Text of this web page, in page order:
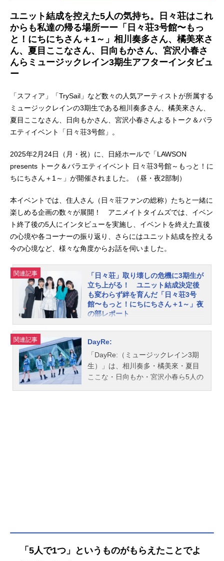
ユニット結成を控えた5人の気持ち。日々荘はこれ
からも私達の帰る場所ーー「日々荘3号館〜もっ
と！にちにちさん＋1～」相川奏多さん、橘美來さ
ん、夏目ここなさん、日向もかさん、宮沢小春さ
んらミュージックレイン3期生アフターインタビュ
ー
「スフィア」「TrySail」など数々の人気アーティストが所属する
ミュージックレインの3期生である相川奏多さん、橘美來さん、
夏目ここなさん、日向もかさん、宮沢小春さんよるトーク＆バラ
エティイベント「⽇々荘3号館」。
2025年2月24日（月・祝）に、日経ホールで「LAWSON
presents トーク＆バラエティイベント 日々荘3号館～もっと！に
ちにちさん＋1～」が開催されました。（昼・夜2部制）
本イベントでは、住人さん（日々荘ファンの総称）たちと一緒に
楽しめる企画の数々が展開！ アニメイトタイムズでは、イベン
ト終了後の5人にインタビューを実施し、イベントを終えた直後
の心境や各コーナーの振り返り、さらにはユニット結成を控える
今の心境など、様々な角度からお話を伺いました。
関連記事
「日々荘」取り壊しの危機に3期生が
立ち上がる！ ユニット結成決定後
も変わらず絆を育んだ「日々荘3号
館〜もっと！にちにちさん＋1～」夜
の部レポート
「第3回ミュージックレインスーパー
声優オーディション」で合格した、
こなさん、日向もかさん、宮沢小春
さんからなる「ミュージックレイン3
期生」。2025年2月24日、日経ホー
ルにて、「日々荘3号館」の14回目の
が焦った顔で「大変だー！ 大ニュ
関連記事
DayRe:
「DayRe:（ミュージックレイン3期
生）」は、相川奏多・橘美來・夏目
ここな・日向もか・宮沢小春ら5人の
「5人で1つ」というものがもらえたことでよ